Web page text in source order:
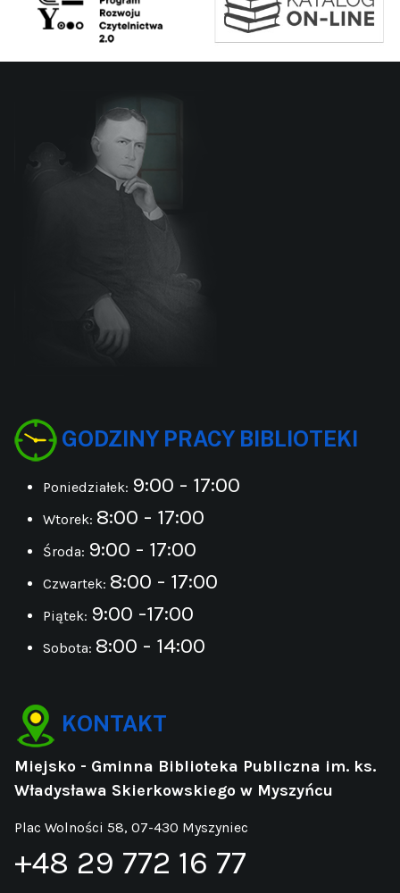
GODZINY PRACY BIBLIOTEKI
Poniedziałek: 9:00 - 17:00
Wtorek: 8:00 - 17:00
Środa: 9:00 - 17:00
Czwartek: 8:00 - 17:00
Piątek: 9:00 -17:00
Sobota: 8:00 - 14:00
KONTAKT
Miejsko - Gminna Biblioteka Publiczna im. ks.
Władysława Skierkowskiego w Myszyńcu
Plac Wolności 58, 07-430 Myszyniec
+48 29 772 16 77